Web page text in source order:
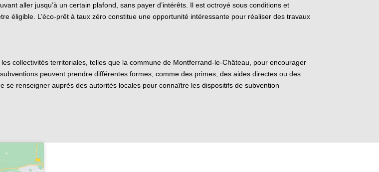
aller jusqu’à un certain plafond, sans payer d’intérêts. Il est octroyé sous conditions et
éligible. L’éco-prêt à taux zéro constitue une opportunité intéressante pour réaliser des travaux
collectivités territoriales, telles que la commune de Montferrand-le-Château, pour encourager
peuvent prendre différentes formes, comme des primes, des aides directes ou des
se renseigner auprès des autorités locales pour connaître les dispositifs de subvention